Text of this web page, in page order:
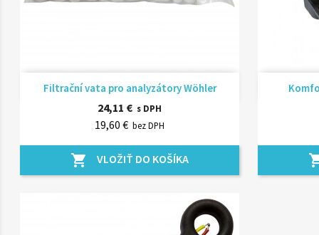
Filtrační vata pro analyzátory Wöhler
24,11 € s DPH
19,60 € bez DPH
shopping_cart VLOŽIŤ DO KOŠÍKA
Rýchly náhľad